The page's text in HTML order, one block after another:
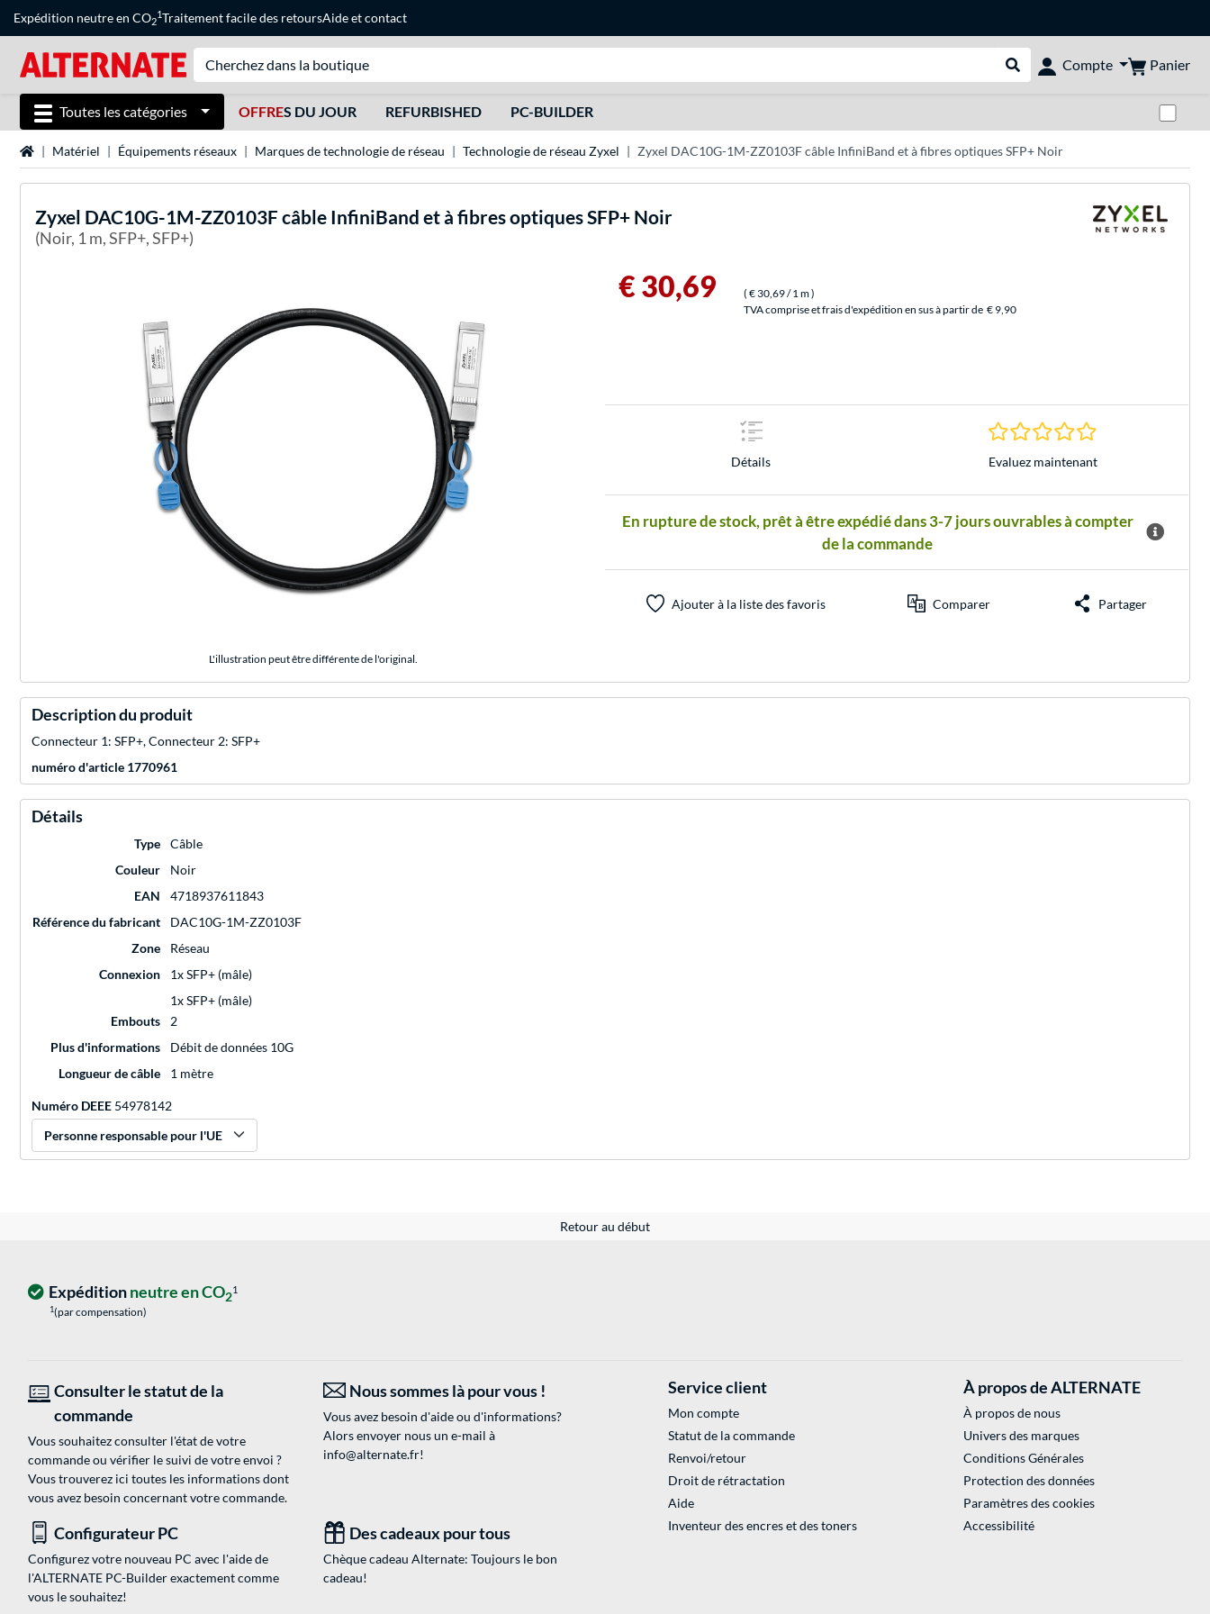
Expédition neutre en CO2
1Traitement facile des retoursAideetcontact
Rechercher dans le shop
Compte Panier
Toutes les catégories OFFRES DU JOUR REFURBISHED PC-BUILDER
Page d'accueil
Matériel Équipements réseaux Marques de technologie de réseau Technologie de réseau Zyxel Zyxel DAC10G-1M-ZZ0103F câble InfiniBand et à fibres optiques SFP+ Noir
Zyxel DAC10G-1M-ZZ0103F câble InfiniBand et à fibres optiques SFP+ Noir
(Noir, 1 m, SFP+, SFP+)
L'illustration peut être différente de l'original.
€ 30,69 ( € 30,69/ 1 m)
TVA comprise et frais d'expédition en sus à partir de € 9,90
Détails
0.0 Étoiles à 0
Evaluez maintenant
En rupture de stock, prêt à être expédié dans 3-7 jours ouvrables à compter
de la commande
Ajouter à la liste des favoris Comparer Partager
Description du produit
Connecteur 1: SFP+, Connecteur 2: SFP+
numéro d'article 1770961
Détails
Type
Câble
Couleur
Noir
EAN
4718937611843
Référence du fabricant
DAC10G-1M-ZZ0103F
Zone
Réseau
Connexion
1x SFP+ (mâle)
1x SFP+ (mâle)
Embouts
2
Plus d'informations
Débit de données 10G
Longueur de câble
1 mètre
Numéro DEEE 54978142
Personne responsable pour l'UE
Retour au début
Expéditionneutre en CO21
1(par compensation)
Consulter le statut de la
commande
Vous souhaitez consulter l'état de votre
commande ou vérifier le suivi de votre envoi ?
Vous trouverez ici toutes les informations dont
vous avez besoin concernant votre commande.
Nous sommes là pour vous !
Vous avez besoin d'aide ou d'informations?
Alors envoyer nous un e-mail à
info@alternate.fr!
Configurateur PC
Configurez votre nouveau PC avec l'aide de
l'ALTERNATE PC-Builder exactement comme
vous le souhaitez!
Des cadeaux pour tous
Chèque cadeau Alternate: Toujours le bon
cadeau!
Service client
Mon compte
Statut de la commande
Renvoi/retour
Droit de rétractation
Aide
Inventeur des encres et des toners
À propos de ALTERNATE
À propos de nous
Univers des marques
Conditions Générales
Protection des données
Paramètres des cookies
Accessibilité